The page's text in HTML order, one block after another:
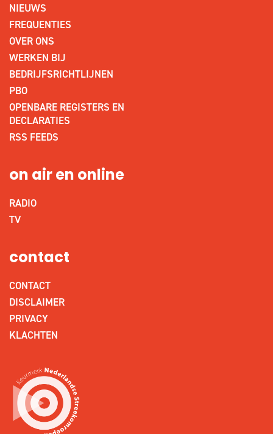
NIEUWS
FREQUENTIES
OVER ONS
WERKEN BIJ
BEDRIJFSRICHTLIJNEN
PBO
OPENBARE REGISTERS EN
DECLARATIES
RSS FEEDS
on air en online
RADIO
TV
contact
CONTACT
DISCLAIMER
PRIVACY
KLACHTEN